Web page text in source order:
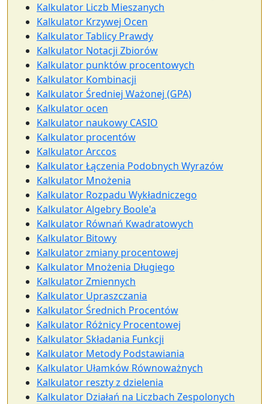
Kalkulator Liczb Mieszanych
Kalkulator Krzywej Ocen
Kalkulator Tablicy Prawdy
Kalkulator Notacji Zbiorów
Kalkulator punktów procentowych
Kalkulator Kombinacji
Kalkulator Średniej Ważonej (GPA)
Kalkulator ocen
Kalkulator naukowy CASIO
Kalkulator procentów
Kalkulator Arccos
Kalkulator Łączenia Podobnych Wyrazów
Kalkulator Mnożenia
Kalkulator Rozpadu Wykładniczego
Kalkulator Algebry Boole'a
Kalkulator Równań Kwadratowych
Kalkulator Bitowy
Kalkulator zmiany procentowej
Kalkulator Mnożenia Długiego
Kalkulator Zmiennych
Kalkulator Upraszczania
Kalkulator Średnich Procentów
Kalkulator Różnicy Procentowej
Kalkulator Składania Funkcji
Kalkulator Metody Podstawiania
Kalkulator Ułamków Równoważnych
Kalkulator reszty z dzielenia
Kalkulator Działań na Liczbach Zespolonych